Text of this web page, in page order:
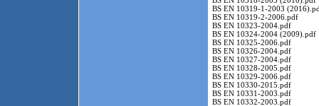
BS EN 10319-1-2003
BS EN 10319-2-2006.pdf
BS EN 10323-2004.pdf
BS EN 10324-2004 (2009).pdf
BS EN 10325-2006.pdf
BS EN 10326-2004.pdf
BS EN 10327-2004.pdf
BS EN 10328-2005.pdf
BS EN 10329-2006.pdf
BS EN 10330-2015.pdf
BS EN 10331-2003.pdf
BS EN 10332-2003.pdf